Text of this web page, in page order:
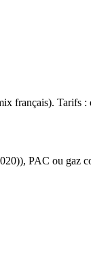
français). Tarifs :
), PAC ou gaz